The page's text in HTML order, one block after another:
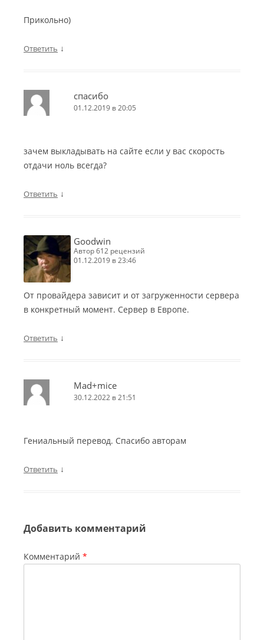
Прикольно)
Ответить ↓
спасибо
01.12.2019 в 20:05
зачем выкладывать на сайте если у вас скорость
отдачи ноль всегда?
Ответить ↓
Goodwin
автор 612 рецензий
01.12.2019 в 23:46
От провайдера зависит и от загруженности сервера
в конкретный момент. Сервер в Европе.
Ответить ↓
Mad+mice
30.12.2022 в 21:51
Гениальный перевод. Спасибо авторам
Ответить ↓
Добавить комментарий
Комментарий *